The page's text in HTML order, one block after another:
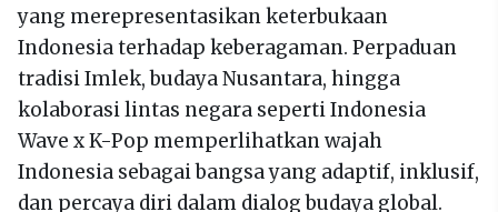
yang merepresentasikan keterbukaan
Indonesia terhadap keberagaman. Perpaduan
tradisi Imlek, budaya Nusantara, hingga
kolaborasi lintas negara seperti Indonesia
Wave x K-Pop memperlihatkan wajah
Indonesia sebagai bangsa yang adaptif, inklusif,
dan percaya diri dalam dialog budaya global.